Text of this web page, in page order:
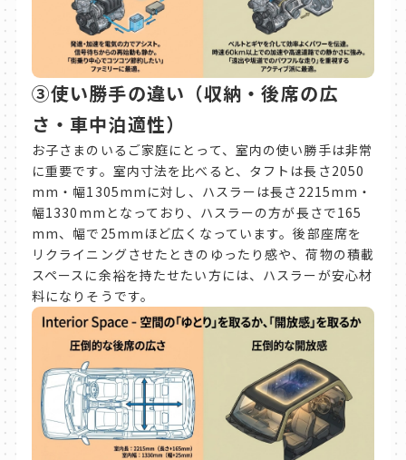
③使い勝手の違い（収納・後席の広
さ・車中泊適性）
お子さまのいるご家庭にとって、室内の使い勝手は非常
に重要です。室内寸法を比べると、タフトは長さ2050
mm・幅1305mmに対し、ハスラーは長さ2215mm・
幅1330mmとなっており、ハスラーの方が長さで165
mm、幅で25mmほど広くなっています。後部座席を
リクライニングさせたときのゆったり感や、荷物の積載
スペースに余裕を持たせたい方には、ハスラーが安心材
料になりそうです。